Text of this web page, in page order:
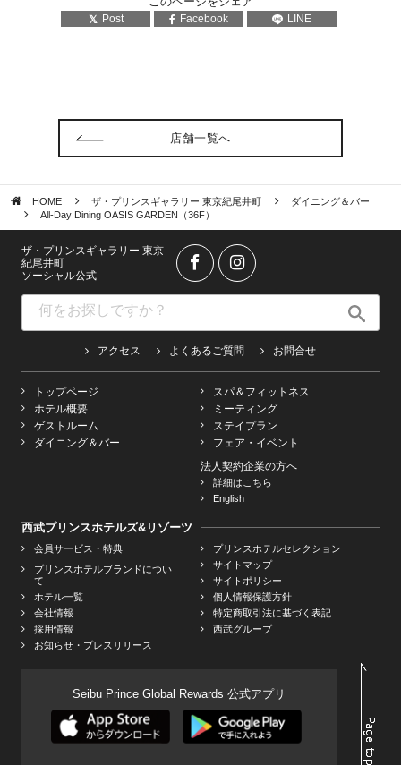
Post Facebook LINE
店舗一覧へ
HOME ザ・プリンスギャラリー 東京紀尾井町
ダイニング＆バー
All-Day Dining OASIS GARDEN（36F）
ザ・プリンスギャラリー 東京
紀尾井町
ソーシャル公式
アクセス よくあるご質問 お問合せ
トップページ
ホテル概要
ゲストルーム
ダイニング＆バー
スパ＆フィットネス
ミーティング
ステイプラン
フェア・イベント
法人契約企業の方へ
詳細はこちら
English
西武プリンスホテルズ&リゾーツ
会員サービス・特典
プリンスホテルブランドについ
て
ホテル一覧
会社情報
採用情報
お知らせ・プレスリリース
プリンスホテルセレクション
サイトマップ
サイトポリシー
個人情報保護方針
特定商取引法に基づく表記
西武グループ
Seibu Prince Global Rewards 公式アプリ